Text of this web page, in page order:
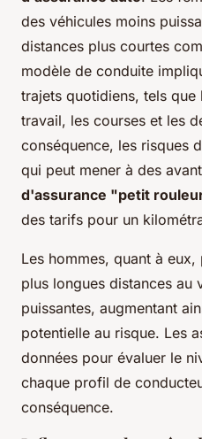
des véhicules moins
distances plus courtes
modèle de conduite
trajets quotidiens, tels
travail, les courses et les
conséquence, les risques
qui peut mener à des
d'assurance "petit
des tarifs pour un
Les hommes, quant à
plus longues distances au
puissantes, augmentant
potentielle au risque. Les
données pour évaluer le
chaque profil de
conséquence.